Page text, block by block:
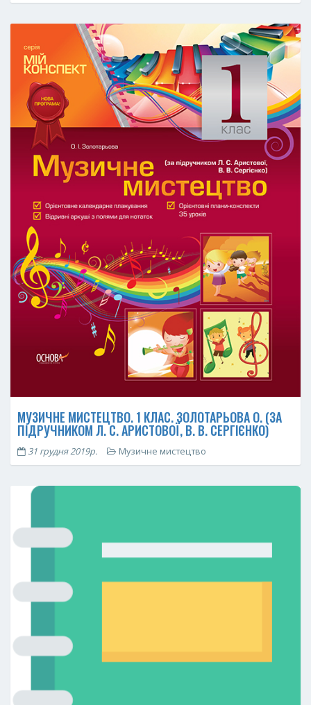
МУЗИЧНЕ МИСТЕЦТВО. 1 КЛАС. ЗОЛОТАРЬОВА О. (ЗА
ПІДРУЧНИКОМ Л. С. АРИСТОВОЇ, В. В. СЕРГІЄНКО)
31 грудня 2019р. Музичне мистецтво